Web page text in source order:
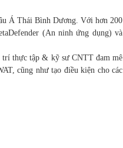
Á Thái Bình Dương. Với hơn 200
(An ninh ứng dụng) và
trí thực tập & kỹ sư CNTT đam mê
cũng như tạo điềukiện cho các